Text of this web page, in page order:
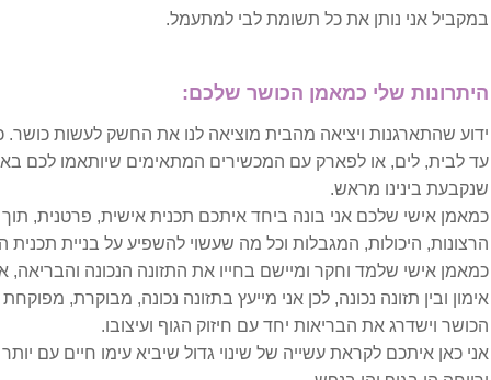
חוסר איזון הורמונלי
פוריות הגבר
רירית רחם דקה
שחלות פוליציסטיות
במקביל אני נותן את כל תשומת לבי למתעמל.
היתרונות שלי כמאמן הכושר שלכם:
ידוע שהתארגנות ויציאה מהבית מוציאה לנו את החשק לעשות כושר.
עד לבית, לים, או לפארק עם המכשירים המתאימים שיותאמו לכם
שנקבעת בינינו מראש.
כמאמן אישי שלכם אני בונה ביחד איתכם תכנית אישית, פרטנית, תוך
הרצונות, היכולות, המגבלות וכל מה שעשוי להשפיע על בניית תכנית
כמאמן אישי שלמד וחקר ומיישם בחייו את התזונה הנכונה והבריאה,
אימון ובין תזונה נכונה, לכן אני מייעץ בתזונה נכונה, מבוקרת,
הכושר וישדרג את הבריאות יחד עם חיזוק הגוף ועיצובו.
אני כאן איתכם לקראת עשייה של שינוי גדול שיביא עימו חיים עם